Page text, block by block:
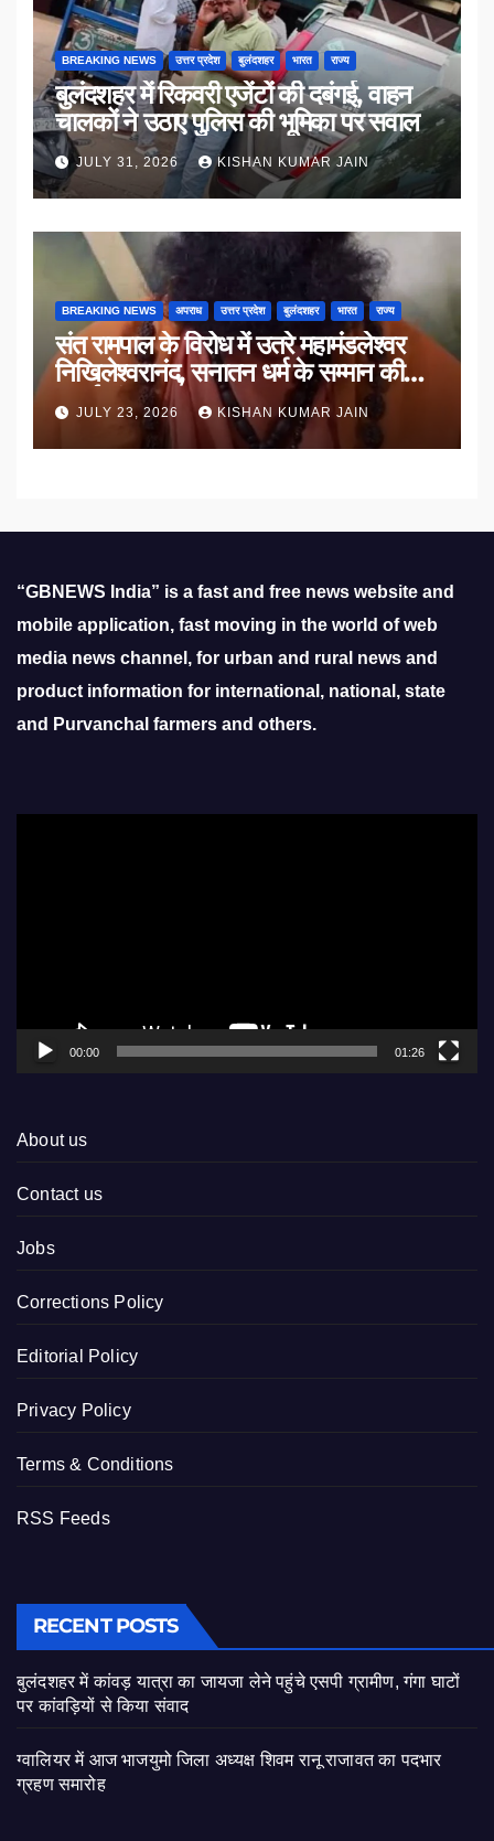
BREAKING NEWS उत्तर प्रदेश बुलंदशहर भारत राज्य
बुलंदशहर में रिकवरी एजेंटों की दबंगई, वाहन
चालकों ने उठाए पुलिस की भूमिका पर सवाल
JULY 31, 2026 KISHAN KUMAR JAIN
BREAKING NEWS अपराध उत्तर प्रदेश बुलंदशहर भारत राज्य
संत रामपाल के विरोध में उतरे महामंडलेश्वर
निखिलेश्वरानंद, सनातन धर्म के सम्मान की
उठाई मांग
JULY 23, 2026 KISHAN KUMAR JAIN
“GBNEWS India” is a fast and free news website and
mobile application, fast moving in the world of web
media news channel, for urban and rural news and
product information for international, national, state
and Purvanchal farmers and others.
00:00 01:26
About us
Contact us
Jobs
Corrections Policy
Editorial Policy
Privacy Policy
Terms & Conditions
RSS Feeds
RECENT POSTS
बुलंदशहर में कांवड़ यात्रा का जायजा लेने पहुंचे एसपी ग्रामीण, गंगा घाटों
पर कांवड़ियों से किया संवाद
ग्वालियर में आज भाजयुमो जिला अध्यक्ष शिवम रानू राजावत का पदभार
ग्रहण समारोह